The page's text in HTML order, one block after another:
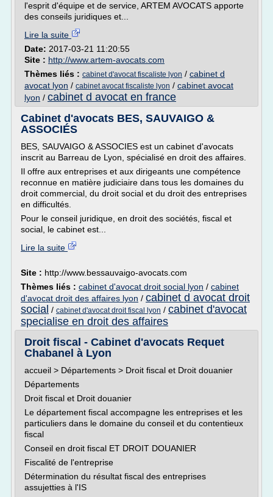
l'esprit d'équipe et de service, ARTEM AVOCATS apporte
des conseils juridiques et...
Lire la suite
Date: 2017-03-21 11:20:55
Site : http://www.artem-avocats.com
Thèmes liés : cabinet d'avocat fiscaliste lyon / cabinet d
avocat lyon / cabinet avocat fiscaliste lyon / cabinet avocat
lyon / cabinet d avocat en france
Cabinet d'avocats BES, SAUVAIGO &
ASSOCIÉS
BES, SAUVAIGO & ASSOCIES est un cabinet d'avocats
inscrit au Barreau de Lyon, spécialisé en droit des affaires.
Il offre aux entreprises et aux dirigeants une compétence
reconnue en matière judiciaire dans tous les domaines du
droit commercial, du droit social et du droit des entreprises
en difficultés.
Pour le conseil juridique, en droit des sociétés, fiscal et
social, le cabinet est...
Lire la suite
Site : http://www.bessauvaigo-avocats.com
Thèmes liés : cabinet d'avocat droit social lyon / cabinet
d'avocat droit des affaires lyon / cabinet d avocat droit
social / cabinet d'avocat droit fiscal lyon / cabinet d'avocat
specialise en droit des affaires
Droit fiscal - Cabinet d'avocats Requet
Chabanel à Lyon
accueil > Départements > Droit fiscal et Droit douanier
Départements
Droit fiscal et Droit douanier
Le département fiscal accompagne les entreprises et les
particuliers dans le domaine du conseil et du contentieux
fiscal
Conseil en droit fiscal ET DROIT DOUANIER
Fiscalité de l'entreprise
Détermination du résultat fiscal des entreprises
assujetties à l'IS